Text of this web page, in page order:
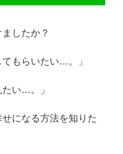
したか？
てもらいたい…。」
たい…。」
せになる方法を知りた